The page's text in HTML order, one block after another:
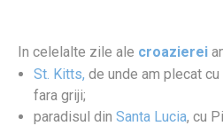
In celelalte zile ale croazierei
St. Kitts, de unde am plecat
fara griji;
paradisul din Santa Lucia, cu